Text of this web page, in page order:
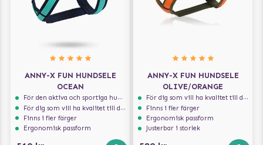
ANNY-X FUN HUNDSELE
OCEAN
För den aktiva och sportiga hunden
För dig som vill ha kvalitet till din hund!
Finns i fler färger
Ergonomisk passform
ANNY-X FUN HUNDSELE
OLIVE/ORANGE
För dig som vill ha kvalitet till din hund!
Finns i fler färger
Ergonomisk passform
Justerbar i storlek